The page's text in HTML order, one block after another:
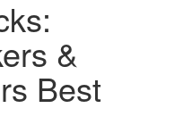
&
Best